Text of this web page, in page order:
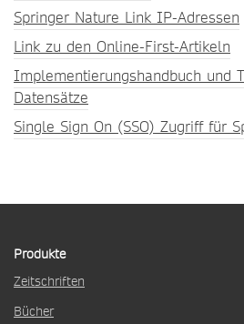
Springer Nature Link IP-Adressen
Link zu den Online-First-Artikeln
Implementierungshandbuch und
Datensätze
Single Sign On (SSO) Zugriff für
Produkte
Zeitschriften
Bücher